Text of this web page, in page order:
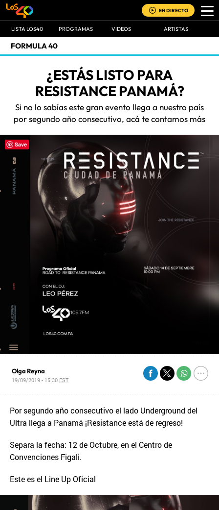
EN DIRECTO
LISTA LOS40 PROGRAMAS VIDEOS ARTISTAS
FORMULA 40
¿ESTÁS LISTO PARA
RESISTANCE PANAMÁ?
Si no lo sabías este gran evento llega a nuestro país
por segundo año consecutivo, acá te contamos más
Olga Reyna
19/09/2019 - 15:30 EST
Por segundo año consecutivo el lado Underground del
Ultra llega a Panamá ¡Resistance está de regreso!
Separa la fecha: 12 de Octubre, en el Centro de
Convenciones Figali.
Este es el Line Up Oficial
Save